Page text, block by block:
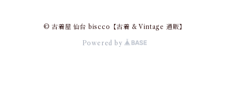
© 古着屋 仙台 biscco【古着 & Vintage 通販】
Powered by